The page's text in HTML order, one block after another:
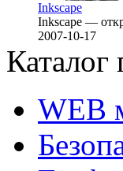
Inkscape
Inkscape —
2007-10-17
WEB